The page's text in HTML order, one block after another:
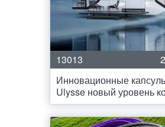
13013
Инновационные
Ulysse новый уровень